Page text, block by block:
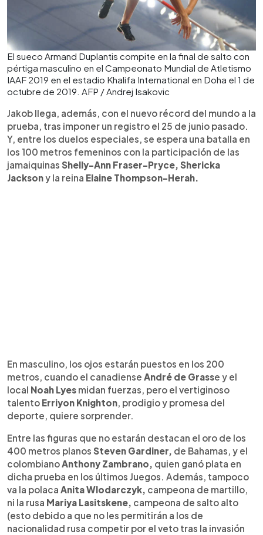
El sueco Armand Duplantis compite en la final de salto con
pértiga masculino en el Campeonato Mundial de Atletismo
IAAF 2019 en el estadio Khalifa International en Doha el 1 de
octubre de 2019. AFP / Andrej Isakovic
Jakob llega, además, con el nuevo récord del mundo a la
prueba, tras imponer un registro el 25 de junio pasado.
Y, entre los duelos especiales, se espera una batalla en
los 100 metros femeninos con la participación de las
jamaiquinas Shelly-Ann Fraser-Pryce, Shericka
Jacksony la reina Elaine Thompson-Herah.
En masculino, los ojos estarán puestos en los 200
metros, cuando el canadiense André de Grasse y el
local Noah Lyes midan fuerzas, pero el vertiginoso
talento Erriyon Knighton, prodigio y promesa del
deporte, quiere sorprender.
Entre las figuras que no estarán destacan el oro de los
400 metros planos Steven Gardiner, de Bahamas, y el
colombianoAnthony Zambrano, quien ganó plata en
dicha prueba en los últimos Juegos. Además, tampoco
va la polaca Anita Wlodarczyk, campeona de martillo,
ni la rusa Mariya Lasitskene, campeona de salto alto
(esto debido a que no les permitirán a los de
nacionalidad rusa competir por el veto tras la invasión